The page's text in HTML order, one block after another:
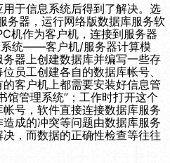
于信息系统后得到了解决。选
务器，运行网络版数据库服务软
机作为客户机，连接到服务器
系统——客户机/服务器计算模
器上创建数据库并编写一些存
员工创建各自的数据库帐号、
客户机上都需要安装好信息管
馆管理系统”；工作时打开这个
号，软件直接连接数据库服务
成的冲突等问题由数据库服务
，而数据的正确性检查等往往